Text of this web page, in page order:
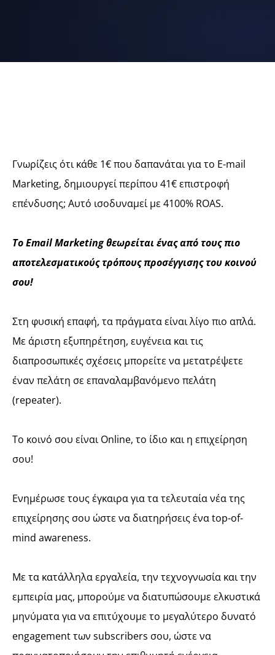
Γνωρίζεις ότι κάθε 1€ που δαπανάται για το E-mail
Marketing, δημιουργεί περίπου 41€ επιστροφή
επένδυσης; Αυτό ισοδυναμεί με 4100% ROAS.
Το Email Marketing θεωρείται ένας από τους πιο
αποτελεσματικούς τρόπους προσέγγισης του κοινού
σου!
Στη φυσική επαφή, τα πράγματα είναι λίγο πιο απλά.
Με άριστη εξυπηρέτηση, ευγένεια και τις
διαπροσωπικές σχέσεις μπορείτε να μετατρέψετε
έναν πελάτη σε επαναλαμβανόμενο πελάτη
(repeater).
Το κοινό σου είναι Online, το ίδιο και η επιχείρηση
σου!
Ενημέρωσε τους έγκαιρα για τα τελευταία νέα της
επιχείρησης σου ώστε να διατηρήσεις ένα top-of-
mind awareness.
Με τα κατάλληλα εργαλεία, την τεχνογνωσία και την
εμπειρία μας, μπορούμε να διατυπώσουμε ελκυστικά
μηνύματα για να επιτύχουμε το μεγαλύτερο δυνατό
engagement των subscribers σου, ώστε να